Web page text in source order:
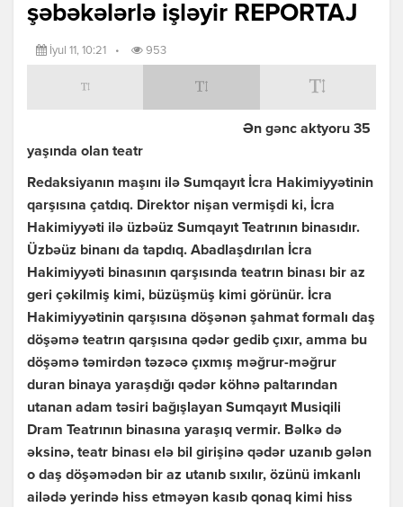
şəbəkələrlə işləyir REPORTAJ
İyul 11, 10:21 • 953
Ən gənc aktyoru 35
yaşında olan teatr
Redaksiyanın maşını ilə Sumqayıt İcra Hakimiyyətinin
qarşısına çatdıq. Direktor nişan vermişdi ki, İcra
Hakimiyyəti ilə üzbəüz Sumqayıt Teatrının binasıdır.
Üzbəüz binanı da tapdıq. Abadlaşdırılan İcra
Hakimiyyəti binasının qarşısında teatrın binası bir az
geri çəkilmiş kimi, büzüşmüş kimi görünür. İcra
Hakimiyyətinin qarşısına döşənən şahmat formalı daş
döşəmə teatrın qarşısına qədər gedib çıxır, amma bu
döşəmə təmirdən təzəcə çıxmış məğrur-məğrur
duran binaya yaraşdığı qədər köhnə paltarından
utanan adam təsiri bağışlayan Sumqayıt Musiqili
Dram Teatrının binasına yaraşıq vermir. Bəlkə də
əksinə, teatr binası elə bil girişinə qədər uzanıb gələn
o daş döşəmədən bir az utanıb sıxılır, özünü imkanlı
ailədə yerində hiss etməyən kasıb qonaq kimi hiss